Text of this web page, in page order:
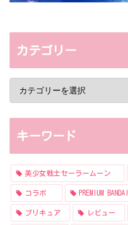
カテゴリー
キーワード
美少女戦士セーラームーン
コラボ PREMIUM BANDAI
プリキュア レビュー